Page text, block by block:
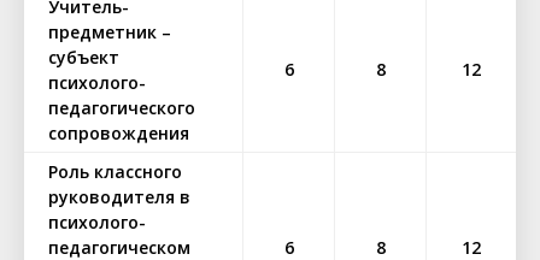
Учитель-
предметник –
субъект
психолого-
педагогического
сопровождения
6 8 12
Роль классного
руководителя в
психолого-
педагогическом
6 8 12